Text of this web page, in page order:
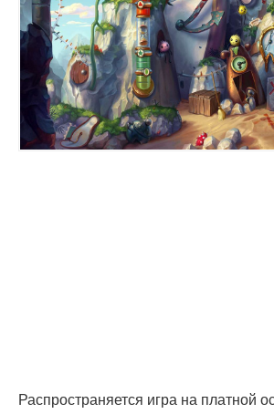
Распространяется игра на платной